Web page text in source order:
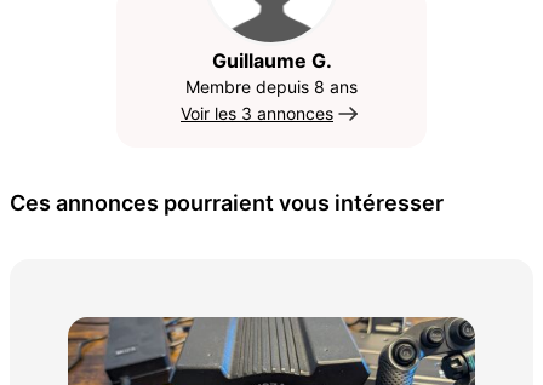
Guillaume G.
Membre depuis 8 ans
Voir les 3 annonces
Ces annonces pourraient vous intéresser